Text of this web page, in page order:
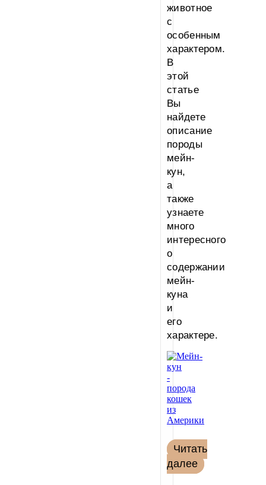
животное
с
особенным
характером.
В
этой
статье
Вы
найдете
описание
породы
мейн-
кун,
а
также
узнаете
много
интересного
о
содержании
мейн-
куна
и
его
характере.
Читать
далее